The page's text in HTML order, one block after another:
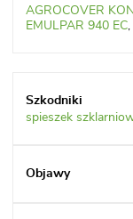
AGROCOVER
EMULPAR 940 EC,
spieszek